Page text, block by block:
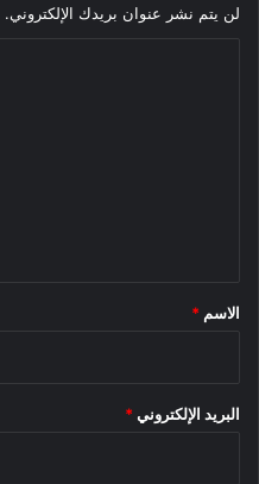
لن يتم نشر عنوان بريدك الإلكتروني.
*
الاسم *
البريد الإلكتروني *